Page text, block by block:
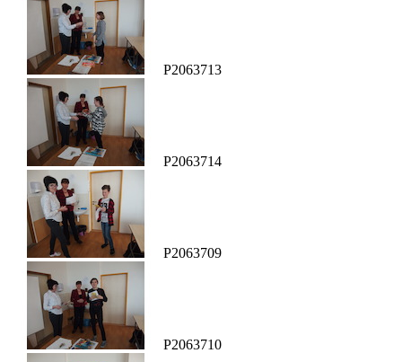
P2063713
P2063714
P2063709
P2063710